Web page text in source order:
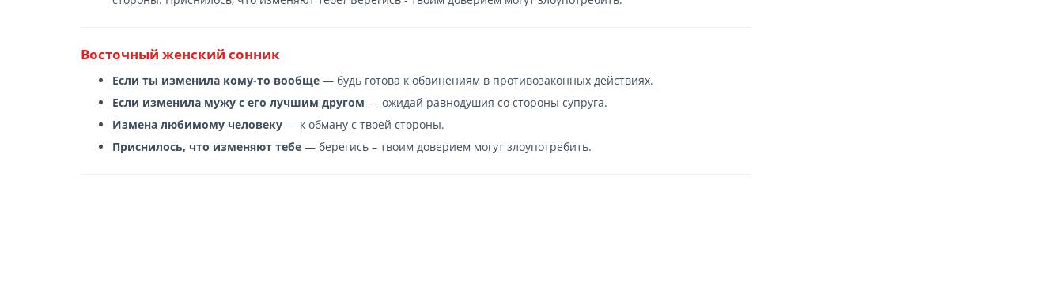
Восточный женский сонник
Если ты изменила кому-то вообще — будь готова к обвинениям в противозаконных действиях.
Если изменила мужу с его лучшим другом — ожидай равнодушия со стороны супруга.
Измена любимому человеку — к обману с твоей стороны.
Приснилось, что изменяют тебе — берегись – твоим доверием могут злоупотребить.